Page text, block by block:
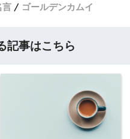
言 ゴールデンカムイ
記事はこちら